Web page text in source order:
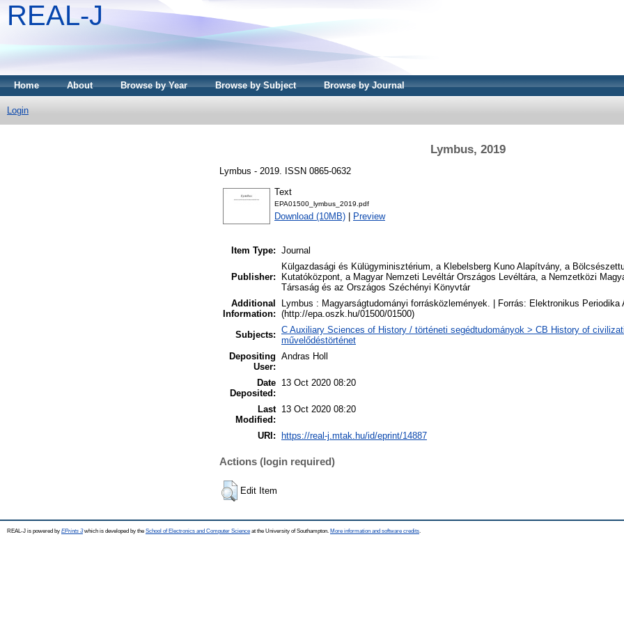
REAL-J
Home About Browse by Year Browse by Subject Browse by Journal
Login
Lymbus, 2019
Lymbus - 2019. ISSN 0865-0632
Text
EPA01500_lymbus_2019.pdf
Download (10MB) Preview
Item Type: Journal
Publisher:
Külgazdasági és Külügyminisztérium, a Klebelsberg Kuno Alapítvány, a
Kutatóközpont, a Magyar Nemzeti Levéltár Országos Levéltára, a Nemzetközi
Társaság és az Országos Széchényi Könyvtár
Additional
Information:
Lymbus : Magyarságtudományi forrásközlemények. | Forrás: Elektronikus Periodika
(http://epa.oszk.hu/01500/01500)
Subjects: C Auxiliary Sciences of History / történeti segédtudományok > CB History of
művelődéstörténet
Depositing
User:
Andras Holl
Date
Deposited:
13 Oct 2020 08:20
Last
Modified:
13 Oct 2020 08:20
URI: https://real-j.mtak.hu/id/eprint/14887
Actions (login required)
Edit Item
REAL-J is powered by EPrints 3which is developed by the School of Electronics and Computer Science at the University of Southampton. More information and software credits